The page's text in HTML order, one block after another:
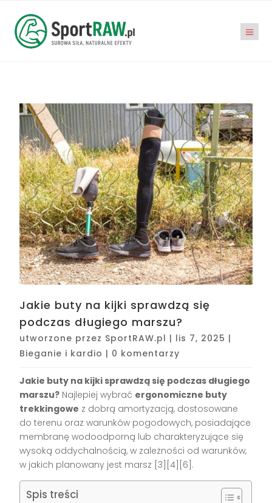
Jakie buty na kijki sprawdzą się
podczas długiego marszu?
utworzone przez SportRAW.pl | lis 7, 2025 |
Bieganie i kardio | 0 komentarzy
Jakie buty na kijki sprawdzą się podczas długiego
marszu? Najlepiej wybrać ergonomiczne buty
trekkingowe z dobrą amortyzacją, dostosowane
do terenu oraz warunków pogodowych, posiadające
membranę wodoodporną lub charakteryzujące się
wysoką oddychalnością, w zależności od warunków,
w jakich planowany jest marsz [3][4][6] .
Spis treści